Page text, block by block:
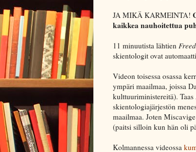
JA MIKÄ KARMEINTA!
kaikkea nauhoitettua
11 minuutista lähtien
skientologit ovat
Videon toisessa osassa
ympäri maailmaa, joissa
kulttuuriministereitä). Taas
skientologiajärjestön
maailmaa. Joten
(paitsi silloin kun hän oli
Kolmannessa videossa